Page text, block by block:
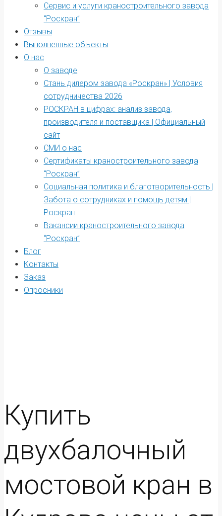
Сервис и услуги краностроительного завода
“Роскран”
Отзывы
Выполненные объекты
О нас
О заводе
Стань дилером завода «Роскран» | Условия
сотрудничества 2026
РОСКРАН в цифрах: анализ завода,
производителя и поставщика | Официальный
сайт
СМИ о нас
Сертификаты краностроительного завода
“Роскран”
Социальная политика и благотворительность |
Забота о сотрудниках и помощь детям |
Роскран
Вакансии краностроительного завода
“Роскран”
Блог
Контакты
Заказ
Опросники
Купить
двухбалочный
мостовой кран в